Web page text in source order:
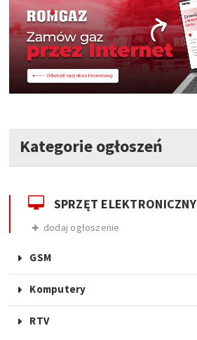
Kategorie ogłoszeń
SPRZĘT ELEKTRONICZNY
dodaj ogłoszenie
GSM
Komputery
RTV